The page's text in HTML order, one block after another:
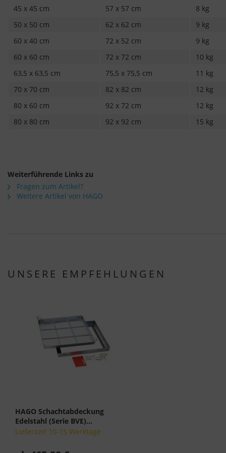
45 x 45 cm
57 x 57 cm
8 kg
50 x 50 cm
62 x 62 cm
9 kg
60 x 40 cm
72 x 52 cm
9 kg
60 x 60 cm
72 x 72 cm
10 kg
63,5 x 63,5 cm
75,5 x 75,5 cm
11 kg
70 x 70 cm
82 x 82 cm
12 kg
80 x 60 cm
92 x 72 cm
12 kg
80 x 80 cm
92 x 92 cm 15 kg
Weiterführende Links zu
Fragen zum Artikel?
Weitere Artikel von HAGO
UNSERE EMPFEHLUNGEN
HAGO Schachtabdeckung
Edelstahl (Serie BVE)...
Lieferzeit 10-15 Werktage